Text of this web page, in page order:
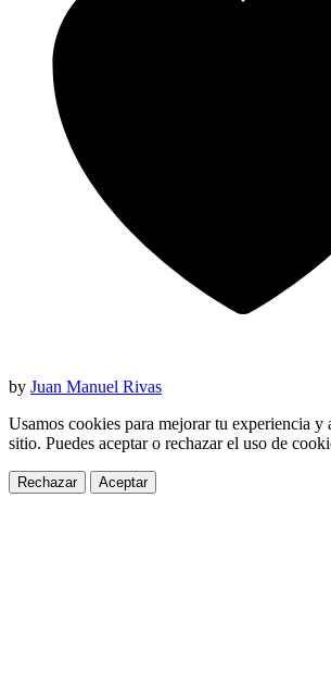
by Juan Manuel Rivas
Usamos cookies para mejorar tu experiencia y
sitio. Puedes aceptar o rechazar el uso de
Rechazar Aceptar